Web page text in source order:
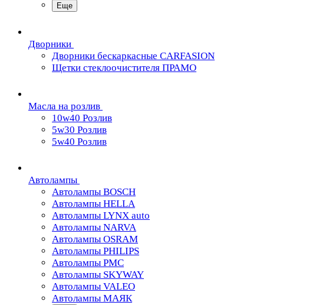
Еще
Дворники
Дворники бескаркасные CARFASION
Щетки стеклоочистителя ПРАМО
Масла на розлив
10w40 Розлив
5w30 Розлив
5w40 Розлив
Автолампы
Автолампы BOSCH
Автолампы HELLA
Автолампы LYNX auto
Автолампы NARVA
Автолампы OSRAM
Автолампы PHILIPS
Автолампы PMC
Автолампы SKYWAY
Автолампы VALEO
Автолампы МАЯК